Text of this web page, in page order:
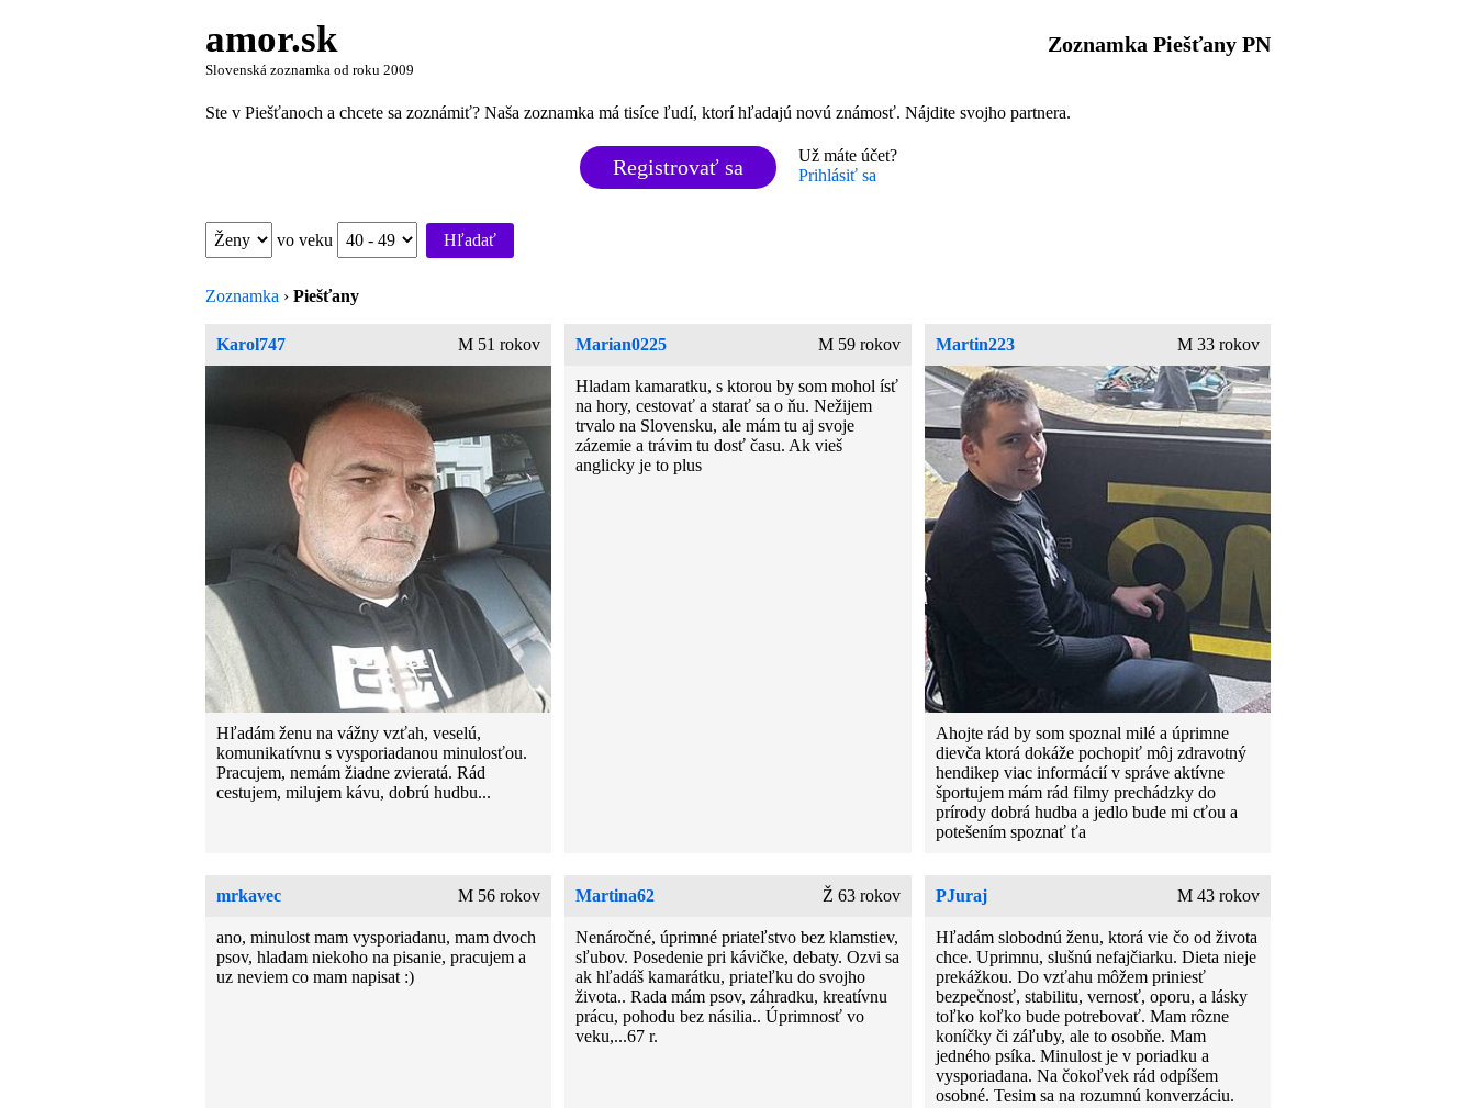
amor.sk
Slovenská zoznamka od roku 2009
Zoznamka Piešťany PN
Ste v Piešťanoch a chcete sa zoznámiť? Naša zoznamka má tisíce ľudí, ktorí hľadajú novú známosť. Nájdite svojho partnera.
Registrovať sa
Už máte účet?
Prihlásiť sa
vo veku Hľadať
Zoznamka › Piešťany
Karol747 M 51 rokov
Hľadám ženu na vážny vzťah, veselú,
komunikatívnu s vysporiadanou minulosťou.
Pracujem, nemám žiadne zvieratá. Rád
cestujem, milujem kávu, dobrú hudbu...
Marian0225 M 59 rokov
Hladam kamaratku, s ktorou by som mohol ísť
na hory, cestovať a starať sa o ňu. Nežijem
trvalo na Slovensku, ale mám tu aj svoje
zázemie a trávim tu dosť času. Ak vieš
anglicky je to plus
Martin223 M 33 rokov
Ahojte rád by som spoznal milé a úprimne
dievča ktorá dokáže pochopiť môj zdravotný
hendikep viac informácií v správe aktívne
športujem mám rád filmy prechádzky do
prírody dobrá hudba a jedlo bude mi cťou a
potešením spoznať ťa
mrkavec M 56 rokov
ano, minulost mam vysporiadanu, mam dvoch
psov, hladam niekoho na pisanie, pracujem a
uz neviem co mam napisat :)
Martina62 Ž 63 rokov
Nenáročné, úprimné priateľstvo bez klamstiev,
sľubov. Posedenie pri kávičke, debaty. Ozvi sa
ak hľadáš kamarátku, priateľku do svojho
života.. Rada mám psov, záhradku, kreatívnu
prácu, pohodu bez násilia.. Úprimnosť vo
veku,...67 r.
PJuraj M 43 rokov
Hľadám slobodnú ženu, ktorá vie čo od života
chce. Uprimnu, slušnú nefajčiarku. Dieta nieje
prekážkou. Do vzťahu môžem priniesť
bezpečnosť, stabilitu, vernosť, oporu, a lásky
toľko koľko bude potrebovať. Mam rôzne
koníčky či záľuby, ale to osobňe. Mam
jedného psíka. Minulost je v poriadku a
vysporiadana. Na čokoľvek rád odpíšem
osobné. Tesim sa na rozumnú konverzáciu.